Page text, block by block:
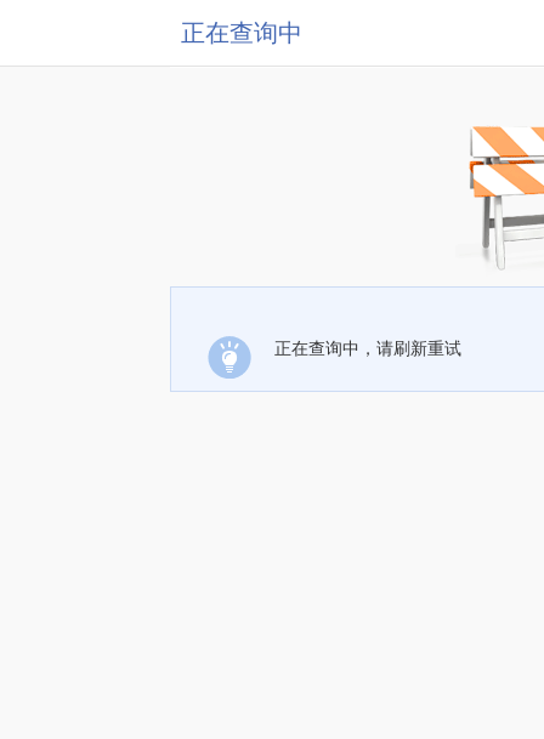
正在查询中
正在查询中，请刷新重试